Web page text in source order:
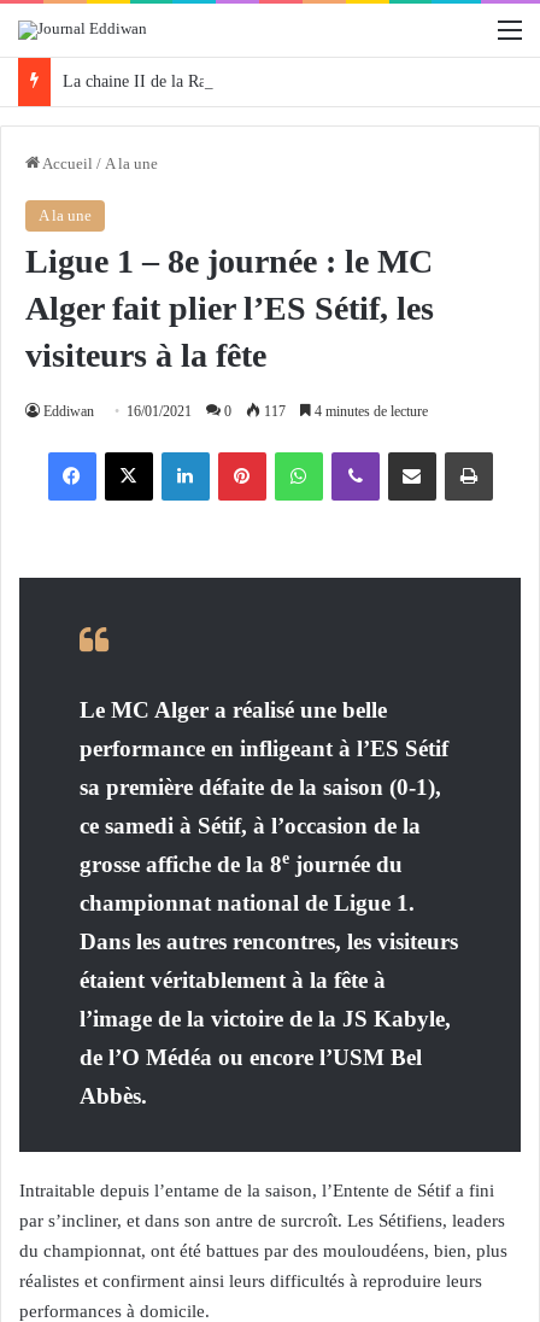
Accueil / A la une
A la une
Ligue 1 – 8e journée : le MC
Alger fait plier l’ES Sétif, les
visiteurs à la fête
Eddiwan 16/01/2021 0 117 4 minutes de lecture
Facebook X Linkedin Pinterest WhatsApp Viber Partager par email Imprimer
Le MC Alger a réalisé une belle
performance en infligeant à l’ES Sétif
sa première défaite de la saison (0-1),
ce samedi à Sétif, à l’occasion de la
grosse affiche de la 8e journée du
championnat national de Ligue 1.
Dans les autres rencontres, les visiteurs
étaient véritablement à la fête à
l’image de la victoire de la JS Kabyle,
de l’O Médéa ou encore l’USM Bel
Abbès.
Intraitable depuis l’entame de la saison, l’Entente de Sétif a fini
par s’incliner, et dans son antre de surcroît. Les Sétifiens, leaders
du championnat, ont été battues par des mouloudéens, bien, plus
réalistes et confirment ainsi leurs difficultés à reproduire leurs
performances à domicile.